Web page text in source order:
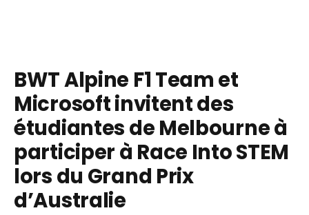
BWT Alpine F1 Team et
Microsoft invitent des
étudiantes de Melbourne à
participer à Race Into STEM
lors du Grand Prix
d’Australie